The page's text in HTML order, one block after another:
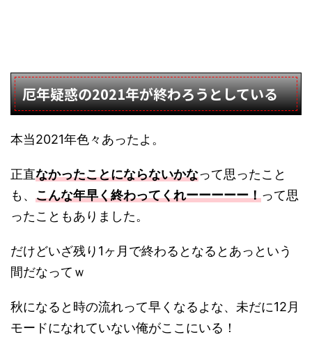
厄年疑惑の2021年が終わろうとしている
本当2021年色々あったよ。
正直なかったことにならないかなって思ったこと
も、 こんな年早く終わってくれーーーーー！って思
ったこともありました。
だけどいざ残り1ヶ月で終わるとなるとあっという
間だなってｗ
秋になると時の流れって早くなるよな、未だに12月
モードになれていない俺がここにいる！